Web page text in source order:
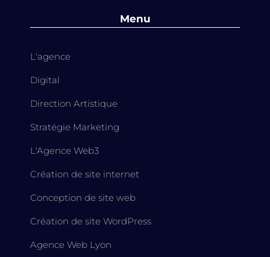
Menu
L'agence
Digital
Direction Artistique
Stratégie Marketing
L'Agence Web3
Création de site internet
Conception de site web
Création de site WordPress
Agence Web Lyon